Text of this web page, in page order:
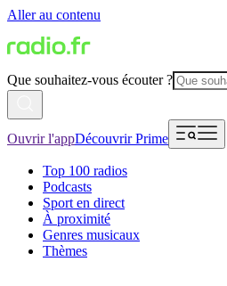
Aller au contenu
Que souhaitez-vous écouter ?
Ouvrir l'appDécouvrir Prime
Top 100 radios
Podcasts
Sport en direct
À proximité
Genres musicaux
Thèmes